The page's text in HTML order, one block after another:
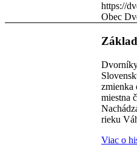
https://
Obec
zmienka
miestna
rieku
Viac o